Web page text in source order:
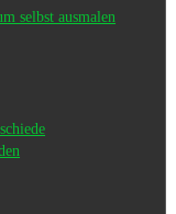
selbst ausmalen